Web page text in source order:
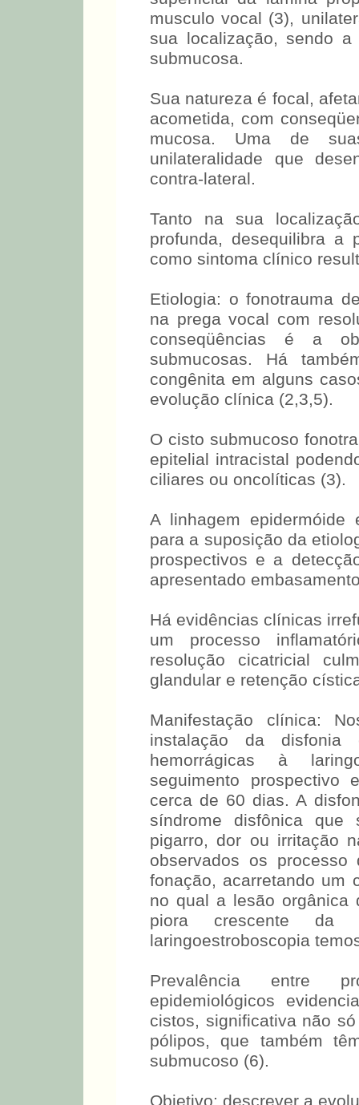
musculo vocal (3),
sua localização, sendo
submucosa.
Sua natureza é focal,
acometida, com
mucosa. Uma de
unilateralidade que
contra-lateral.
Tanto na sua
profunda, desequilibra a
como sintoma clínico
Etiologia: o fonotrauma
na prega vocal com
conseqüências é a
submucosas. Há
congênita em alguns
evolução clínica (2,3,5).
O cisto submucoso
epitelial intracistal
ciliares ou oncolíticas (3).
A linhagem
para a suposição da
prospectivos e a
apresentado
Há evidências clínicas
um processo
resolução cicatricial
glandular e retenção
Manifestação clínica:
instalação da
hemorrágicas à
seguimento prospectivo
cerca de 60 dias. A
síndrome disfônica que
pigarro, dor ou irritação
observados os
fonação, acarretando um
no qual a lesão orgânica
piora crescente da
laringoestroboscopia
Prevalência entre
epidemiológicos
cistos, significativa não
pólipos, que também
submucoso (6).
Objetivo: descrever a